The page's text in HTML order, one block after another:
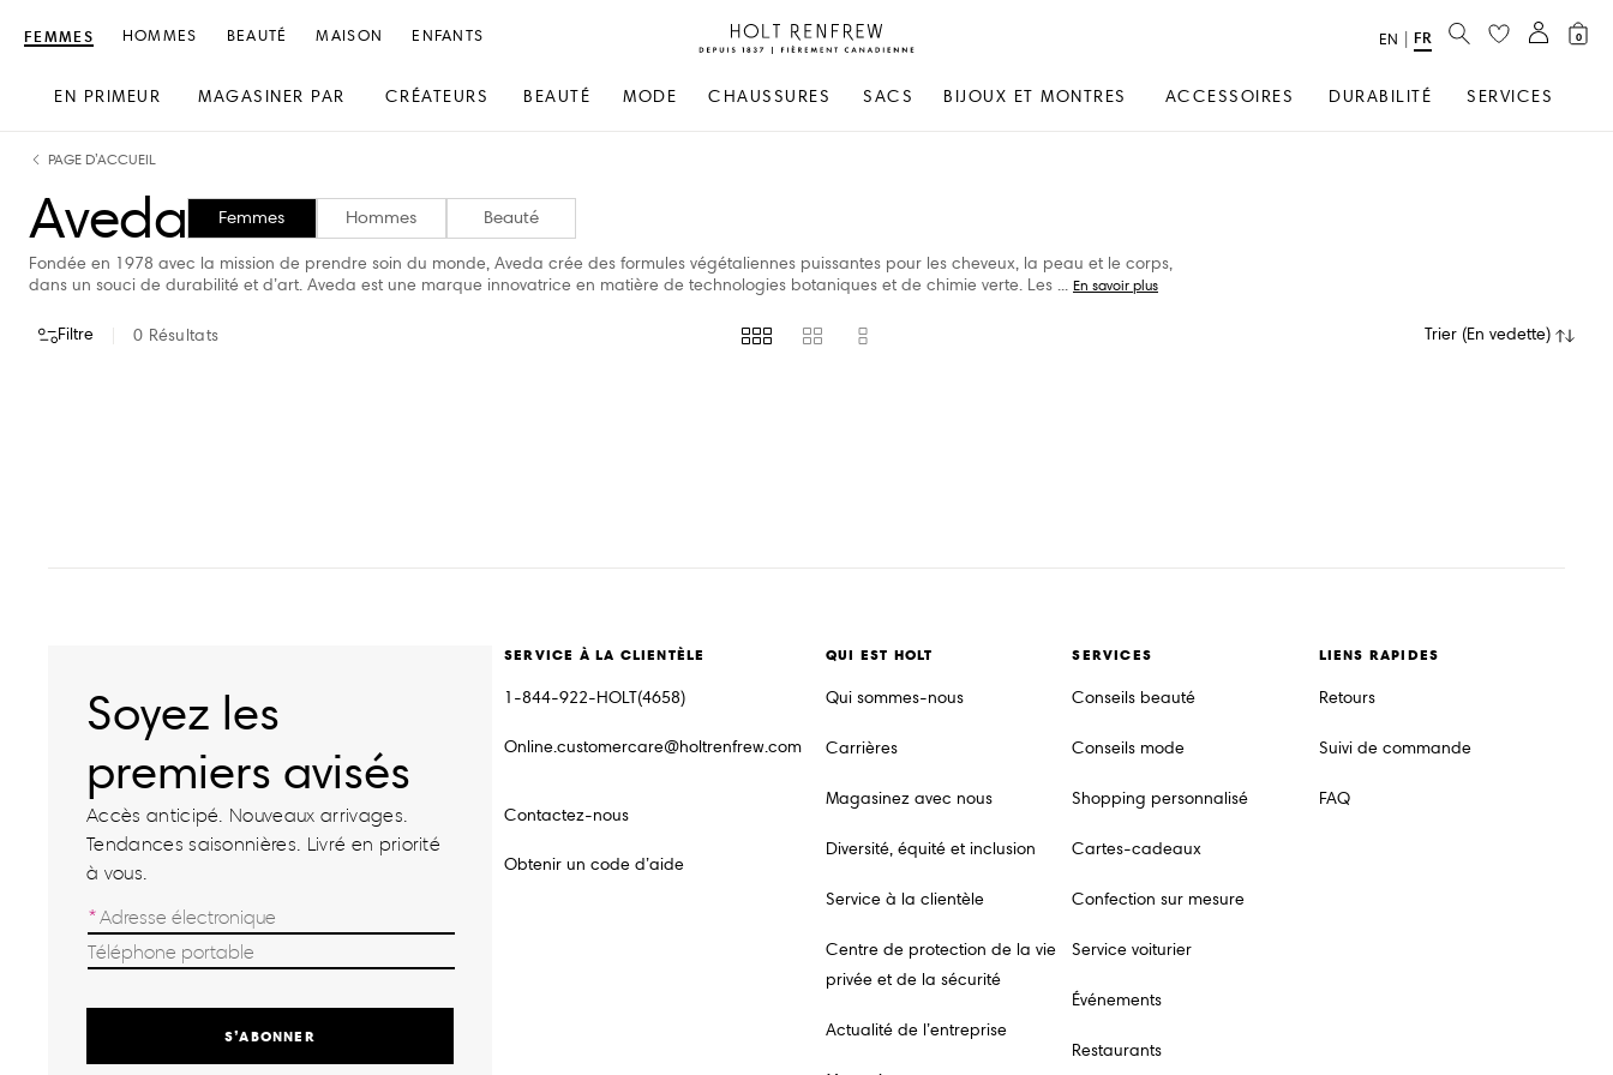
Fierement
FEMMES
EN PRIMEUR MAGASINER PAR CRÉATEURS BEAUTÉ MODE CHAUSSURES SACS BIJOUX ET MONTRES ACCESSOIRES DURABILITÉ SERVICES
HOMMES BEAUTÉ MAISON ENFANTS text.language
EN FR RECHERCHER
0
PAGE D’ACCUEIL
Aveda Femmes Hommes Beauté
Fondée en 1978 avec la mission de prendre soin du monde, Aveda crée des formules végétaliennes puissantes pour les cheveux, la peau et le corps,
dans un souci de durabilité et d’art. Aveda est une marque innovatrice en matière de technologies botaniques et de chimie verte. Les ... En savoir plus
Filtre 0 Résultats Trier (En vedette)
Soyez les
premiers avisés
Accès anticipé. Nouveaux arrivages.
Tendances saisonnières. Livré en priorité
à vous.
S’ABONNER
SERVICE À LA CLIENTÈLE
1-844-922-HOLT(4658)
Online.customercare@holtrenfrew.com
Contactez-nous
Obtenir un code d’aide
QUI EST HOLT
Qui sommes-nous
Carrières
Magasinez avec nous
Diversité, équité et inclusion
Service à la clientèle
Centre de protection de la vie
privée et de la sécurité
Actualité de l’entreprise
SERVICES
Conseils beauté
Conseils mode
Shopping personnalisé
Cartes-cadeaux
Confection sur mesure
Service voiturier
Événements
Restaurants
LIENS RAPIDES
Retours
Suivi de commande
FAQ